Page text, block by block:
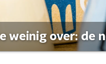
weinig over: de